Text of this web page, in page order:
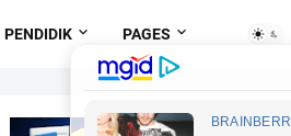
PENDIDIK PAGES